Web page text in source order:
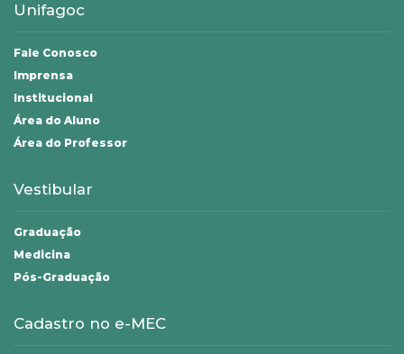
Unifagoc
Fale Conosco
Imprensa
Institucional
Área do Aluno
Área do Professor
Vestibular
Graduação
Medicina
Pós-Graduação
Cadastro no e-MEC